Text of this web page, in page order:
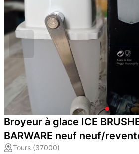
Broyeur à glace ICE
BARWARE neuf neuf/
Tours (37000)